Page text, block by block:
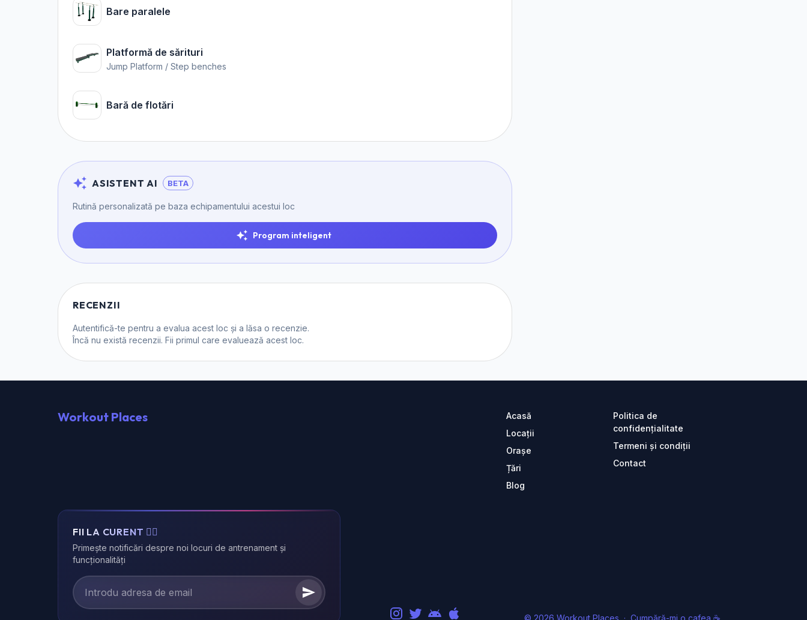
Bare paralele
Platformă de sărituri
Jump Platform / Step benches
Bară de flotări
ASISTENT AI BETA
Rutină personalizată pe baza echipamentului acestui loc
Program inteligent
RECENZII
Autentifică-te pentru a evalua acest loc și a lăsa o recenzie.
Încă nu există recenzii. Fii primul care evaluează acest loc.
Workout Places
Acasă
Locații
Orașe
Țări
Blog
Politica de
confidențialitate
Termeni și condiții
Contact
FII LA CURENT 🏃‍♂️
Primește notificări despre noi locuri de antrenament și
funcționalități
© 2026 Workout Places · Cumpără-mi o cafea ☕